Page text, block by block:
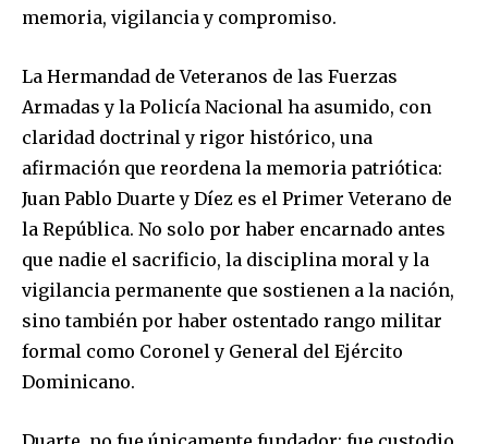
memoria, vigilancia y compromiso.
La Hermandad de Veteranos de las Fuerzas
Armadas y la Policía Nacional ha asumido, con
claridad doctrinal y rigor histórico, una
afirmación que reordena la memoria patriótica:
Juan Pablo Duarte y Díez es el Primer Veterano de
la República. No solo por haber encarnado antes
que nadie el sacrificio, la disciplina moral y la
vigilancia permanente que sostienen a la nación,
sino también por haber ostentado rango militar
formal como Coronel y General del Ejército
Dominicano.